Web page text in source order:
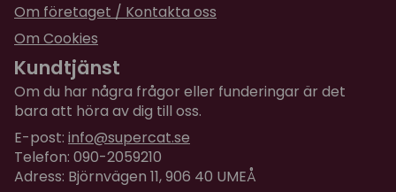
Om företaget / Kontakta oss
Om Cookies
Kundtjänst
Om du har några frågor eller funderingar är det
bara att höra av dig till oss.
E-post: info@supercat.se
Telefon: 090-2059210
Adress: Björnvägen 11, 906 40 UMEÅ